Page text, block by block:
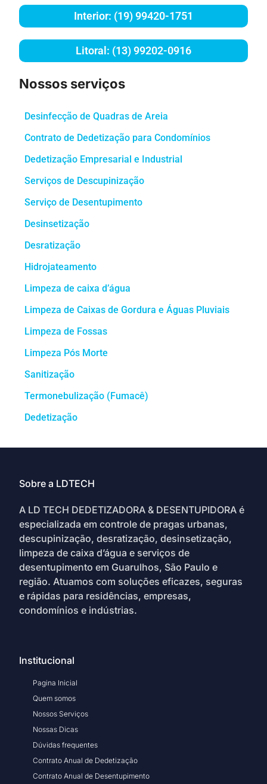
Interior: (19) 99420-1751
Litoral: (13) 99202-0916
Nossos serviços
Desinfecção de Quadras de Areia
Contrato de Dedetização para Condomínios
Dedetização Empresarial e Industrial
Serviços de Descupinização
Serviço de Desentupimento
Desinsetização
Desratização
Hidrojateamento
Limpeza de caixa d’água
Limpeza de Caixas de Gordura e Águas Pluviais
Limpeza de Fossas
Limpeza Pós Morte
Sanitização
Termonebulização (Fumacê)
Dedetização
Sobre a LDTECH
A LD TECH DEDETIZADORA & DESENTUPIDORA é
especializada em controle de pragas urbanas,
descupinização, desratização, desinsetização,
limpeza de caixa d’água e serviços de
desentupimento em Guarulhos, São Paulo e
região. Atuamos com soluções eficazes, seguras
e rápidas para residências, empresas,
condomínios e indústrias.
Institucional
Pagina Inicial
Quem somos
Nossos Serviços
Nossas Dicas
Dúvidas frequentes
Contrato Anual de Dedetização
Contrato Anual de Desentupimento